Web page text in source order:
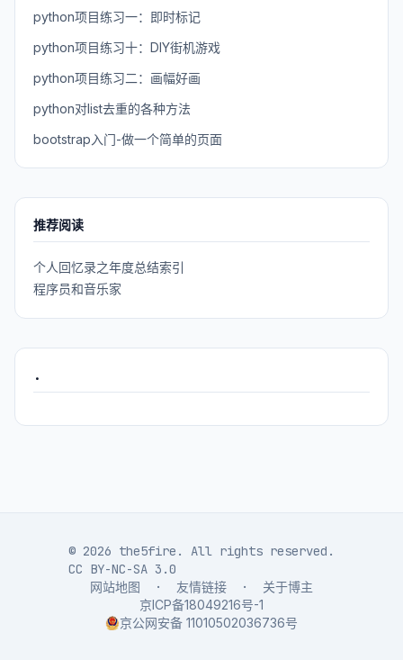
python项目练习一：即时标记
python项目练习十：DIY街机游戏
python项目练习二：画幅好画
python对list去重的各种方法
bootstrap入门-做一个简单的页面
推荐阅读
个人回忆录之年度总结索引
程序员和音乐家
.
© 2026 the5fire. All rights reserved.
CC BY-NC-SA 3.0
网站地图 · 友情链接 · 关于博主
京ICP备18049216号-1
京公网安备 11010502036736号